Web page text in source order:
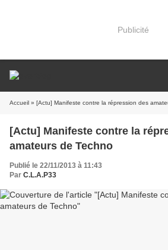
Publicité
Accueil » [Actu] Manifeste contre la répression des
[Actu] Manifeste contre la
amateurs de Techno
Publié le 22/11/2013 à 11:43
Par C.L.A.P33